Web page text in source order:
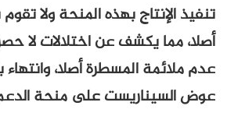
بهذه المنحة ولا تقوم بإعادة
عن اختلالات لا حصر لها،
المسطرة أصلا، وانتهاء باستيلاء
على منحة الدعم.